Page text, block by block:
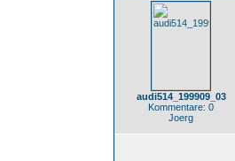
audi514_199909_03
Kommentare: 0
Joerg